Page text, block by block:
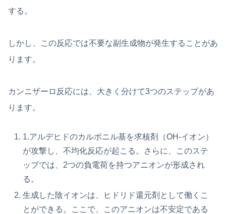
する。
しかし、この反応では不要な副生成物が発生することがあ
ります。
カンニザーロ反応には、大きく分けて3つのステップがあ
ります。
1.アルデヒドのカルボニル基を求核剤（OH-イオン）
が攻撃し、不均化反応が起こる。さらに、このステ
ップでは、2つの負電荷を持つアニオンが形成され
る。
生成した陰イオンは、ヒドリド還元剤として働くこ
とができる。ここで、このアニオンは不安定である